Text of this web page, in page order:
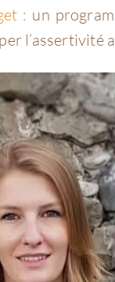
: un
l’assertivité